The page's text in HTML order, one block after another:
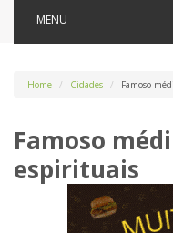
MENU
Home Cidades Famoso
Famoso
espirituais